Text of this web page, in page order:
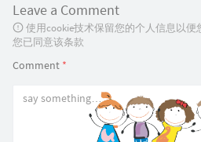
Leave a Comment
使用cookie技术保留您的个人信息以
您已同意该条款
Comment *